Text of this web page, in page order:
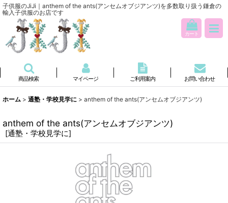
子供服のJiJi｜anthem of the ants(アンセムオブジアンツ)を多数取り扱う鎌倉の
輸入子供服のお店です
カート
商品検索 マイページ ご利用案内 お問い合わせ
ホーム > 通塾・学校見学に > anthem of the ants(アンセムオブジアンツ)
anthem of the ants(アンセムオブジアンツ)
[通塾・学校見学に]